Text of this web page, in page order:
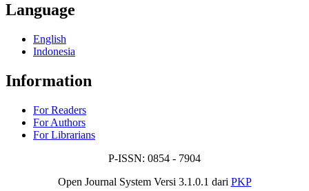
Language
English
Indonesia
Information
For Readers
For Authors
For Librarians
P-ISSN: 0854 - 7904
Open Journal System Versi 3.1.0.1 dari PKP